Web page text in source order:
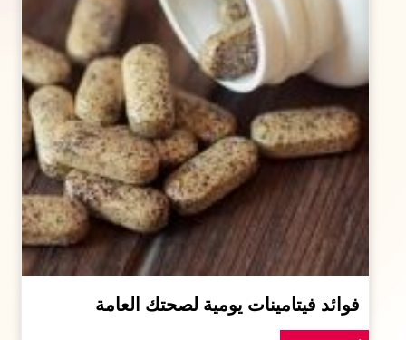
فوائد فيتامينات يومية لصحتك العامة